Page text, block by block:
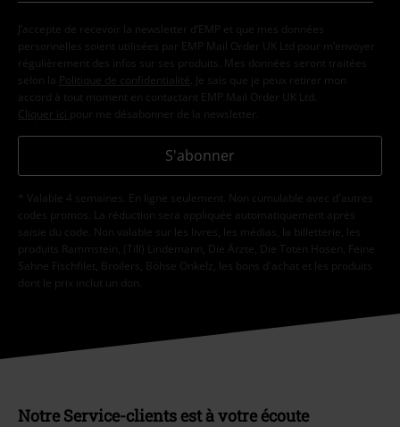
J’accepte de recevoir la newsletter d’EMP et que mes données
personnelles soient utilisées par EMP Mail Order UK Ltd pour m’envoyer
régulièrement des infos sur ses produits. Mes données seront traitées
selon la
Politique de confidentialité . Je sais que je peux retirer mon
accord à tout moment en contactant EMP Mail Order UK Ltd.
Cliquer ici pour me désabonner de la newsletter.
S'abonner
* Valable 4 semaines. En ligne seulement. Non cumulable avec d'autres
codes promos. La réduction sera appliquée automatiquement après
saisie du code. Non valable sur les livres, les médias, la billetterie, les
produits Rammstein, (Till) Lindemann, Die Ärzte, Die Toten Hosen, Feine
Sahne Fischfilet, Broilers, Böhse Onkelz, les bons d'achat et les produits
dont le prix inclut un don.
Notre Service-clients est à votre écoute